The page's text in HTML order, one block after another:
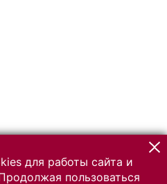
для работы сайта и
пользоваться